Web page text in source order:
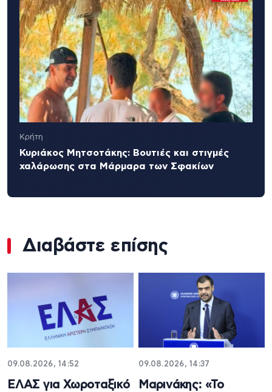
Κρήτη
Κυριάκος Μητσοτάκης: Βουτιές και στιγμές
χαλάρωσης στα Μάρμαρα των Σφακίων
Διαβάστε επίσης
09.08.2026, 14:52
ΕΛΑΣ για Χωροταξικό
09.08.2026, 14:37
Μαρινάκης: «Το